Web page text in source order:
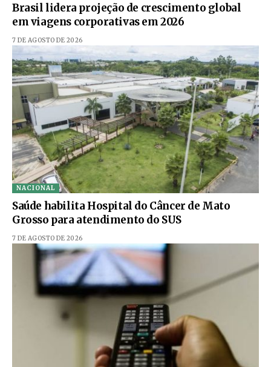
Brasil lidera projeção de crescimento global
em viagens corporativas em 2026
7 DE AGOSTO DE 2026
NACIONAL
Saúde habilita Hospital do Câncer de Mato
Grosso para atendimento do SUS
7 DE AGOSTO DE 2026